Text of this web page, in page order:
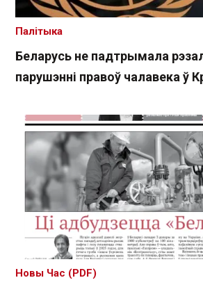
Беларусь не падтрымала
парушэнні правоў чалавека ў
Палітыка
Новы Час (PDF)